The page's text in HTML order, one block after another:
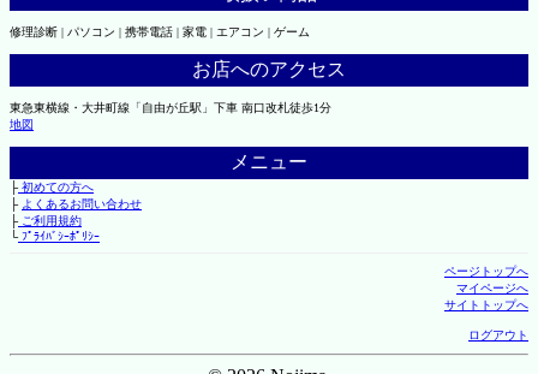
修理診断 | パソコン | 携帯電話 | 家電 | エアコン | ゲーム
お店へのアクセス
東急東横線・大井町線「自由が丘駅」下車 南口改札徒歩1分
地図
メニュー
├初めての方へ
├ よくあるお問い合わせ
├ご利用規約
└ﾌﾟﾗｲﾊﾞｼｰﾎﾟﾘｼｰ
ページトップへ
マイページへ
サイトトップへ
ログアウト